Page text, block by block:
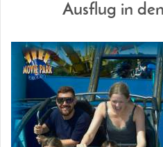
Ausflug in